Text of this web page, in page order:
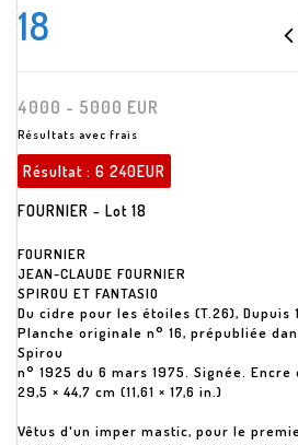
18
4000 - 5000 EUR
Résultats avec frais
Résultat : 6 240EUR
FOURNIER - Lot 18
FOURNIER
JEAN-CLAUDE FOURNIER
SPIROU ET FANTASIO
Du cidre pour les étoiles (T.26), Dupuis
Planche originale n° 16, prépubliée
Spirou
n° 1925 du 6 mars 1975. Signée.
29,5 × 44,7 cm (11,61 × 17,6 in.)
Vêtus d'un imper mastic, pour le